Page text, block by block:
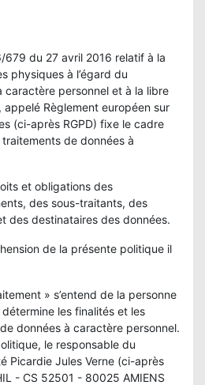
679 du 27 avril 2016 relatif à la
physiques à l’égard du
caractère personnel et à la libre
Règlement européen sur
(ci-après RGPD) fixe le cadre
de données à
et obligations des
des sous-traitants, des
des destinataires des données.
de la présente politique il
» s’entend de la personne
les finalités et les
données à caractère personnel.
le responsable du
Picardie Jules Verne (ci-après
- CS 52501 - 80025 AMIENS